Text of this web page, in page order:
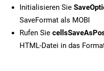
Initialisieren Sie
SaveFormat als MOBI
Rufen Sie
HTML-Datei in das